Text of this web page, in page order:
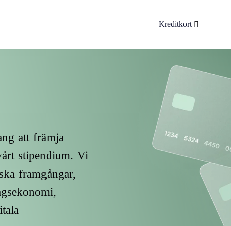
Kreditkort
att främja
stipendium. Vi
framgångar,